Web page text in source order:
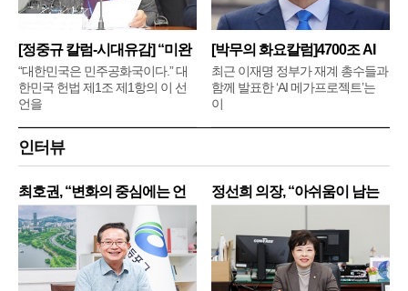
[정중규 칼럼-시대유감] “미완
“대한민국은 민주공화국이다.” 대
한민국 헌법 제1조 제1항의 이 선
언을
[박무의 화요칼럼]4700조 AI
메
최근 이재명 정부가 재계 총수들과
함께 발표한 ‘AI 메가프로젝트’는
이
인터뷰
최호권, “변화의 중심에는 언
제
정선희 의장, “아쉬움이 남는